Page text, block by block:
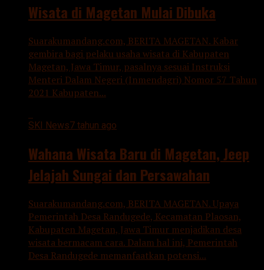
Wisata di Magetan Mulai Dibuka
Suarakumandang.com, BERITA MAGETAN. Kabar
gembira bagi pelaku usaha wisata di Kabupaten
Magetan, Jawa Timur, pasalnya sesuai Instruksi
Menteri Dalam Negeri (Inmendagri) Nomor 57 Tahun
2021 Kabupaten...
SKI News7 tahun ago
Wahana Wisata Baru di Magetan, Jeep
Jelajah Sungai dan Persawahan
Suarakumandang.com, BERITA MAGETAN. Upaya
Pemerintah Desa Randugede, Kecamatan Plaosan,
Kabupaten Magetan, Jawa Timur menjadikan desa
wisata bermacam cara. Dalam hal ini, Pemerintah
Desa Randugede memanfaatkan potensi...